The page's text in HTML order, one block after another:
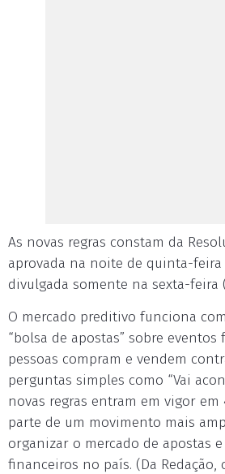
As novas regras constam da
aprovada na noite de quinta-feira
divulgada somente na sexta-feira
O mercado preditivo funciona
“bolsa de apostas” sobre eventos
pessoas compram e vendem
perguntas simples como “Vai
novas regras entram em vigor em
parte de um movimento mais
organizar o mercado de apostas
financeiros no país. (Da